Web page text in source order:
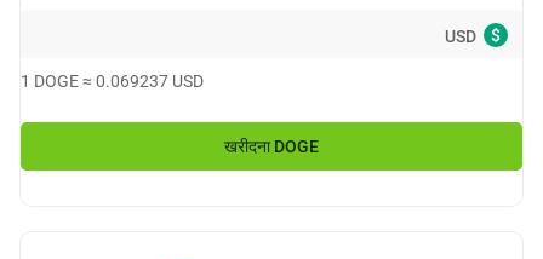
USD $
1 DOGE≈ 0.069237 USD
खरीदना DOGE